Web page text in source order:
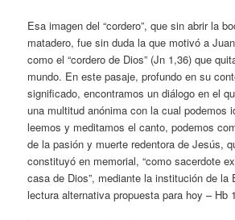
Esa imagen del “cordero”, que sin abrir la
matadero, fue sin duda la que motivó a
como el “cordero de Dios” (Jn 1,36) que
mundo. En este pasaje, profundo en su
significado, encontramos un diálogo en el
una multitud anónima con la cual podemos
leemos y meditamos el canto, podemos
de la pasión y muerte redentora de Jesús,
constituyó en memorial, “como sacerdote
casa de Dios”, mediante la institución de la
lectura alternativa propuesta para hoy – Hb